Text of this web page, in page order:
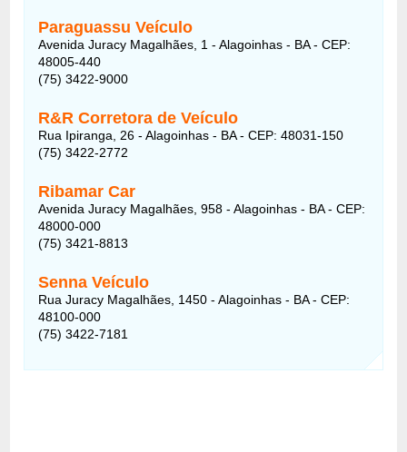
Paraguassu Veículo
Avenida Juracy Magalhães, 1 - Alagoinhas - BA - CEP:
48005-440
(75) 3422-9000
R&R Corretora de Veículo
Rua Ipiranga, 26 - Alagoinhas - BA - CEP: 48031-150
(75) 3422-2772
Ribamar Car
Avenida Juracy Magalhães, 958 - Alagoinhas - BA - CEP:
48000-000
(75) 3421-8813
Senna Veículo
Rua Juracy Magalhães, 1450 - Alagoinhas - BA - CEP:
48100-000
(75) 3422-7181